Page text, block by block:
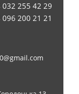
032 255 42 29
096 200 21 21